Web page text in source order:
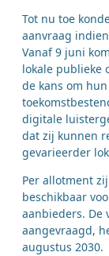
Tot nu toe
aanvraag
Vanaf 9 juni
lokale publieke
de kans om
digitale
dat zij kunnen
gevarieerder
Per allotment
beschikbaar
aanbieders. De
aangevraagd,
augustus 2030.